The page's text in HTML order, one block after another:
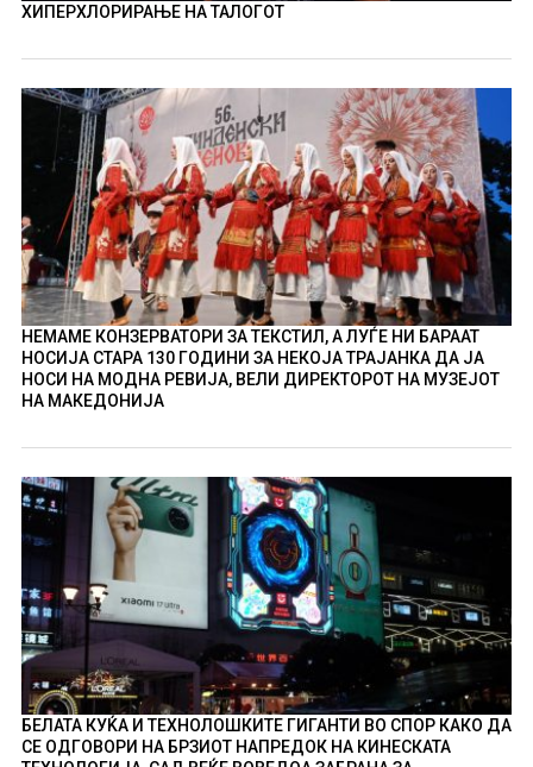
ХИПЕРХЛОРИРАЊЕ НА ТАЛОГОТ
НЕМАМЕ КОНЗЕРВАТОРИ ЗА ТЕКСТИЛ, А ЛУЃЕ НИ БАРААТ
НОСИЈА СТАРА 130 ГОДИНИ ЗА НЕКОЈА ТРАЈАНКА ДА ЈА
НОСИ НА МОДНА РЕВИЈА, ВЕЛИ ДИРЕКТОРОТ НА МУЗЕЈОТ
НА МАКЕДОНИЈА
БЕЛАТА КУЌА И ТЕХНОЛОШКИТЕ ГИГАНТИ ВО СПОР КАКО ДА
СЕ ОДГОВОРИ НА БРЗИОТ НАПРЕДОК НА КИНЕСКАТА